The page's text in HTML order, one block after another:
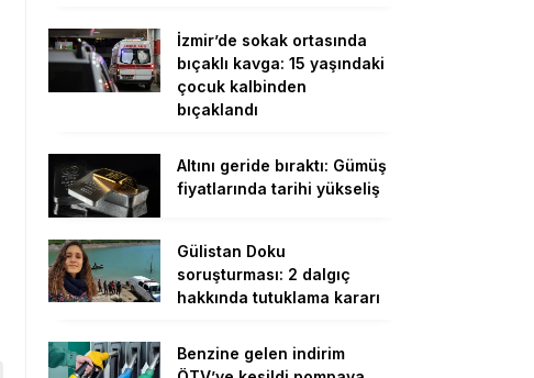
İzmir’de sokak ortasında
bıçaklı kavga: 15 yaşındaki
çocuk kalbinden
bıçaklandı
Altını geride bıraktı: Gümüş
fiyatlarında tarihi yükseliş
Gülistan Doku
soruşturması: 2 dalgıç
hakkında tutuklama kararı
Benzine gelen indirim